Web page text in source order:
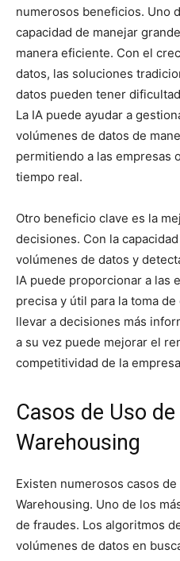
numerosos beneficios. Uno
capacidad de manejar
manera eficiente. Con el
datos, las soluciones
datos pueden tener
La IA puede ayudar a
volúmenes de datos de
permitiendo a las empresas
tiempo real.
Otro beneficio clave es la
decisiones. Con la
volúmenes de datos y
IA puede proporcionar a las
precisa y útil para la toma
llevar a decisiones más
a su vez puede mejorar el
competitividad de la
Casos de Uso
Warehousing
Existen numerosos casos
Warehousing. Uno de los
de fraudes. Los algoritmos
volúmenes de datos en